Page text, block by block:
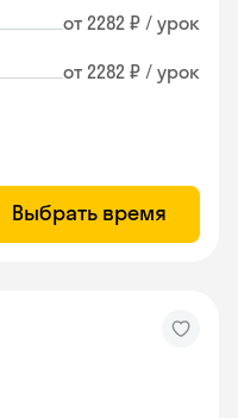
от 2282 ₽ / урок
от 2282 ₽ / урок
Выбрать время